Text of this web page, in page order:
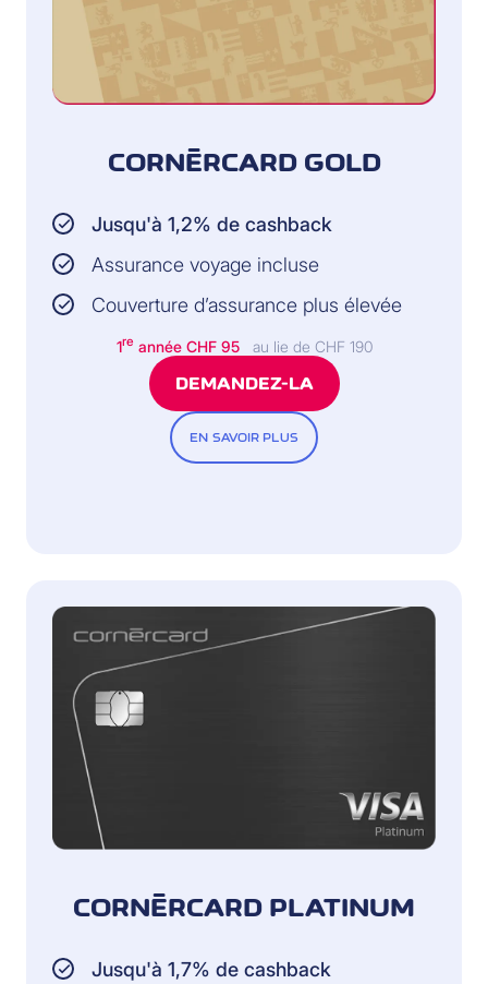
CORNÈRCARD GOLD
Jusqu'à 1,2% de cashback
Assurance voyage incluse
Couverture d’assurance plus élevée
1re année CHF 95 au lie de CHF 190
DEMANDEZ-LA
EN SAVOIR PLUS
CORNÈRCARD PLATINUM
Jusqu'à 1,7% de cashback